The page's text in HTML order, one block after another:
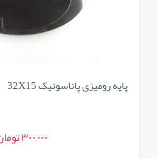
پایه رومیزی پاناسونیک 32X15
300,000 تومان